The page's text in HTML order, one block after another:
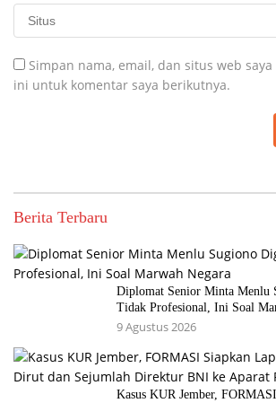
Simpan nama, email, dan situs web
ini untuk komentar saya berikutnya.
Berita Terbaru
Diplomat Senior Minta Menlu
Tidak Profesional, Ini Soal
9 Agustus 2026
Kasus KUR Jember,